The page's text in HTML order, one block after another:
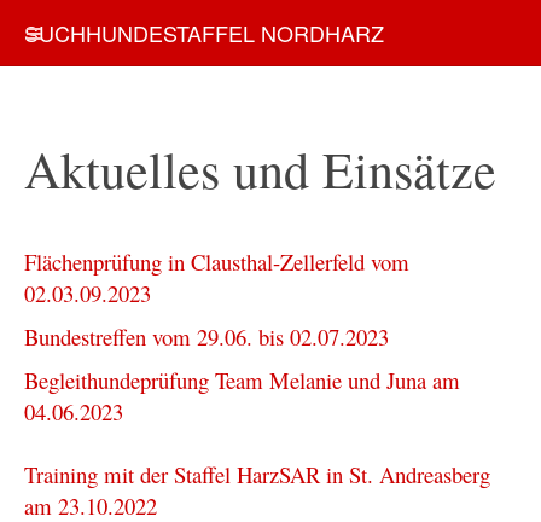
SUCHHUNDESTAFFEL NORDHARZ
Aktuelles und Einsätze
Flächenprüfung in Clausthal-Zellerfeld vom
02.03.09.2023
Bundestreffen vom 29.06. bis 02.07.2023
Begleithundeprüfung Team Melanie und Juna am
04.06.2023
Training mit der Staffel HarzSAR in St. Andreasberg
am 23.10.2022